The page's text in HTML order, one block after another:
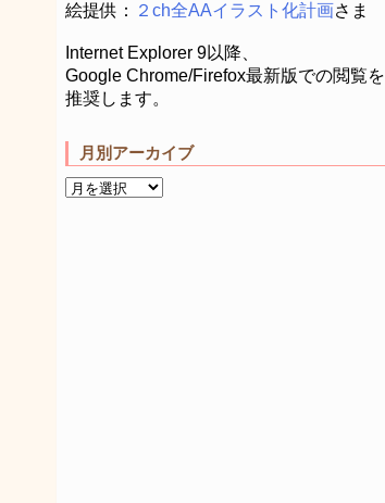
絵提供： ２ch全AAイラスト化計画さま
Internet Explorer 9以降、
Google Chrome/Firefox最新版での閲覧を
推奨します。
月別アーカイブ